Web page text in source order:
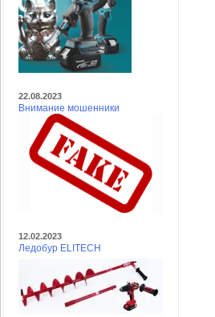
22.08.2023
Внимание мошенники
12.02.2023
Ледобур ELITECH